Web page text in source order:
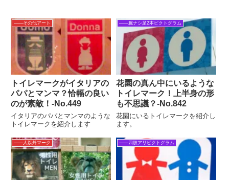
――その他アート
トイレマークがイタリアの
パパとマンマ？恰幅の良い
のが素敵！‐No.449
イタリアのパパとマンマのような
トイレマークを紹介します
――腕ナシ足2本ピクトグラム
花園の真ん中にいるような
トイレマーク！上半身の形
も不思議？‐No.842
花園にいるトイレマークを紹介し
ます。
――人以外マーク ――四肢アリピクトグラム